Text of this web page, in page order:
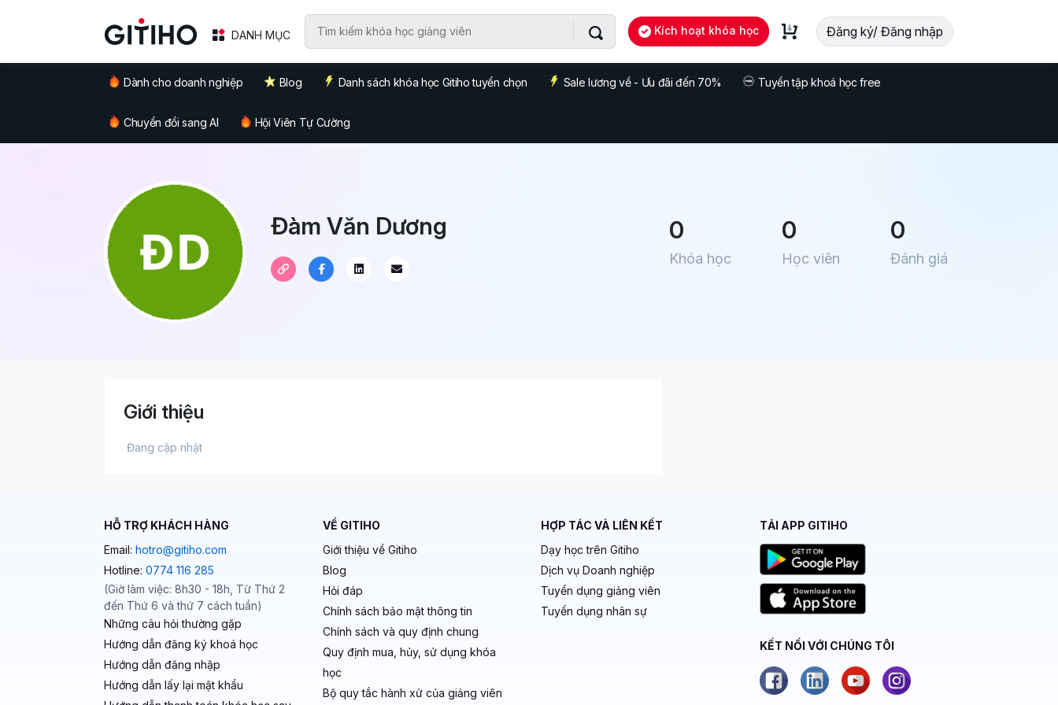
DANH MỤC Kích hoạt khóa học Đăng ký/ Đăng nhập
Dành cho doanh nghiệp Blog Danh sách khóa học Gitiho tuyển chọn Sale lương về - Ưu đãi đến 70% Tuyển tập khoá học free
Chuyển đổi sang AI Hội Viên Tự Cường
Đàm Văn Dương 0
Khóa học
0
Học viên
0
Đánh giá
Giới thiệu
Đang cập nhật
HỖ TRỢ KHÁCH HÀNG
Email: hotro@gitiho.com
Hotline: 0774 116 285
(Giờ làm việc: 8h30 - 18h, Từ Thứ 2
đến Thứ 6 và thứ 7 cách tuần)
Những câu hỏi thường gặp
Hướng dẫn đăng ký khoá học
Hướng dẫn đăng nhập
Hướng dẫn lấy lại mật khẩu
VỀ GITIHO
Giới thiệu về Gitiho
Blog
Hỏi đáp
Chính sách bảo mật thông tin
Chính sách và quy định chung
Quy định mua, hủy, sử dụng khóa
học
Bộ quy tắc hành xử của giảng viên
HỢP TÁC VÀ LIÊN KẾT
Dạy học trên Gitiho
Dịch vụ Doanh nghiệp
Tuyển dụng giảng viên
Tuyển dụng nhân sự
TẢI APP GITIHO
KẾT NỐI VỚI CHÚNG TÔI